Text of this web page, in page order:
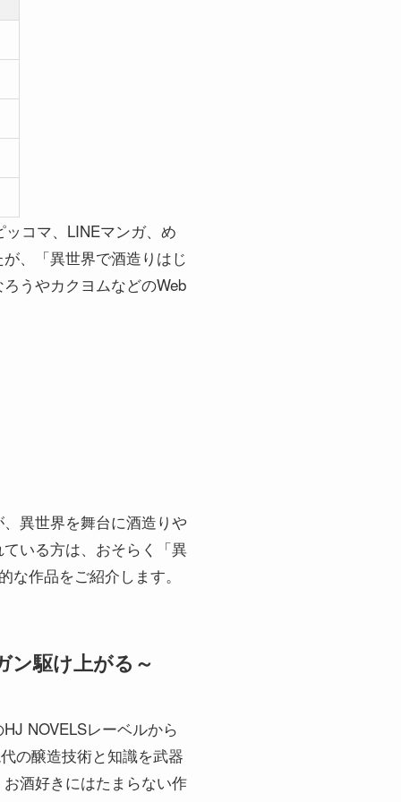
コマ、LINEマンガ、め
、「異世界で酒造りはじ
うやカクヨムなどのWeb
異世界を舞台に酒造りや
いる方は、おそらく「異
作品をご紹介します。
ン駆け上がる～
NOVELSレーベルから
の醸造技術と知識を武器
酒好きにはたまらない作